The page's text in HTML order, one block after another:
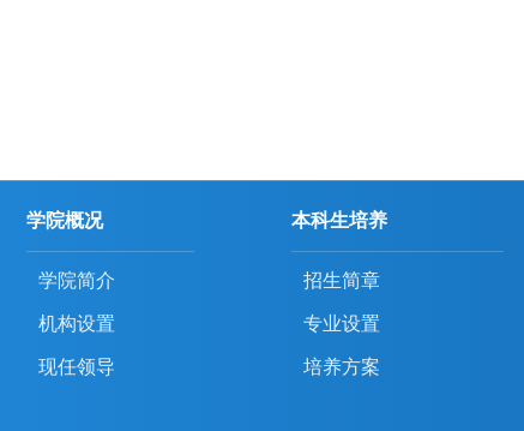
学院概况
学院简介
机构设置
现任领导
本科生培养
招生简章
专业设置
培养方案